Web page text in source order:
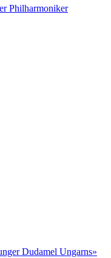
Philharmoniker
Dudamel Ungarns»